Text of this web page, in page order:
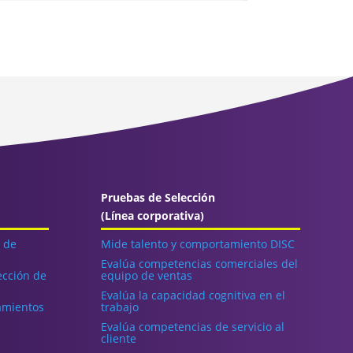
de
de
Pruebas de Selección
(Línea corporativa)
Mide talento y comportamiento DISC
Evalúa competencias comerciales del
equipo de ventas
Evalúa la capacidad cognitiva en el
trabajo
Evalúa competencias de servicio al
cliente